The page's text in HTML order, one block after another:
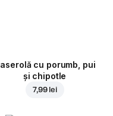
cu porumb, pui
și chipotle
7,99 lei